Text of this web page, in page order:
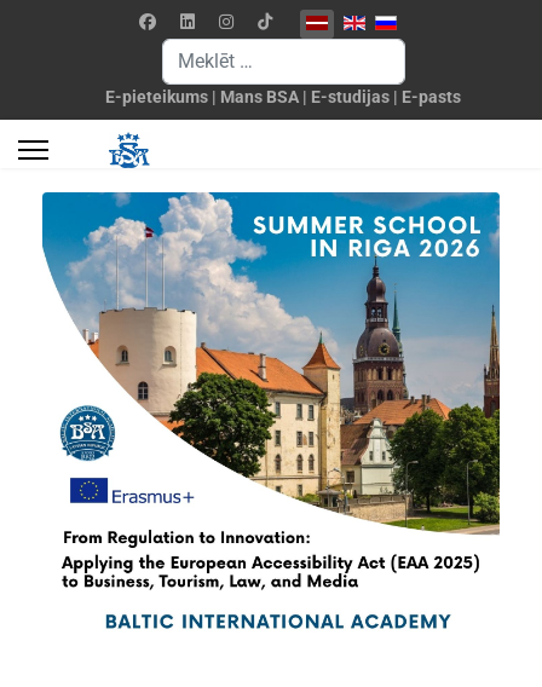
Izvēlieties valodu
Meklēšanas forma
E-pieteikums | Mans BSA | E-studijas | E-pasts